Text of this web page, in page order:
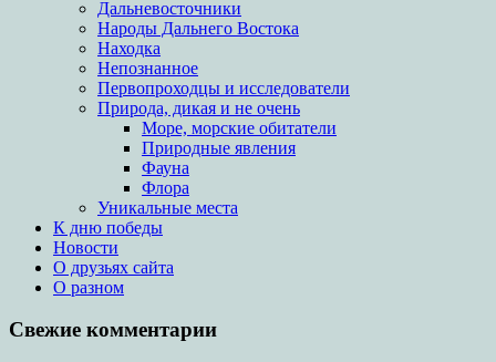
Дальневосточники
Народы Дальнего Востока
Находка
Непознанное
Первопроходцы и исследователи
Природа, дикая и не очень
Море, морские обитатели
Природные явления
Фауна
Флора
Уникальные места
К дню победы
Новости
О друзьях сайта
О разном
Свежие комментарии